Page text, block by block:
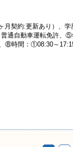
契約:更新あり）、
通自動車運転免許、
⑧時間：①08:30～